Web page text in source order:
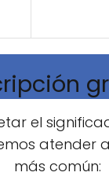
el
atender
más común: